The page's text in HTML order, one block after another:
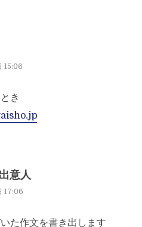
15:06
き
意人
17:06
た作文を書き出します